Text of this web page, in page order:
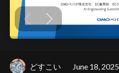
どすこい June 18, 2025